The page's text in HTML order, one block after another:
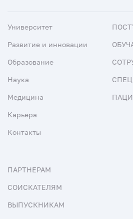
Университет
Развитие и инновации
Образование
Наука
Медицина
Карьера
Контакты
ПАРТНЕРАМ
СОИСКАТЕЛЯМ
ВЫПУСКНИКАМ